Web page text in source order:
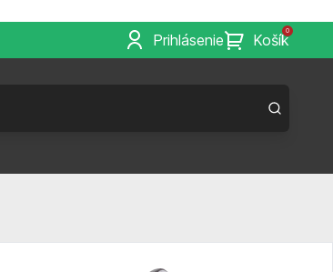
Prihlásenie
0
Košík